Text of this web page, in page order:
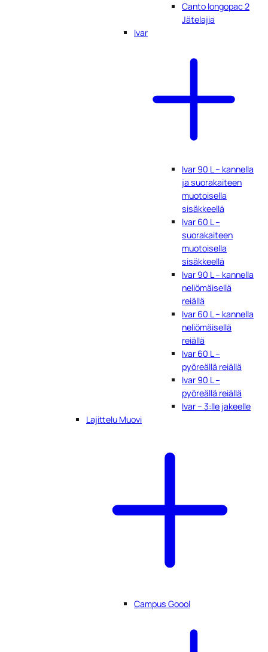
Canto longopac 2
Jätelajia
Ivar
Ivar 90 L – kannella
ja suorakaiteen
muotoisella
sisäkkeellä
Ivar 60 L –
suorakaiteen
muotoisella
sisäkkeellä
Ivar 90 L – kannella
neliömäisellä
reiällä
Ivar 60 L – kannella
neliömäisellä
reiällä
Ivar 60 L –
pyöreällä reiällä
Ivar 90 L –
pyöreällä reiällä
Ivar – 3:lle jakeelle
Lajittelu Muovi
Campus Goool